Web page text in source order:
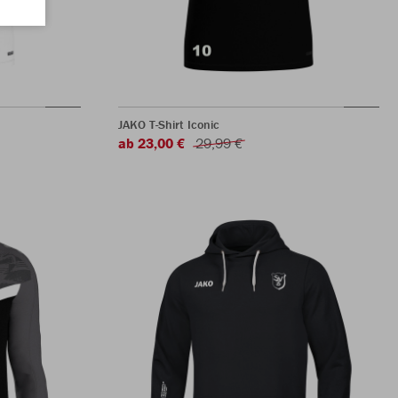
JAKO T-Shirt Iconic
ab 23,00 € 29,99 €